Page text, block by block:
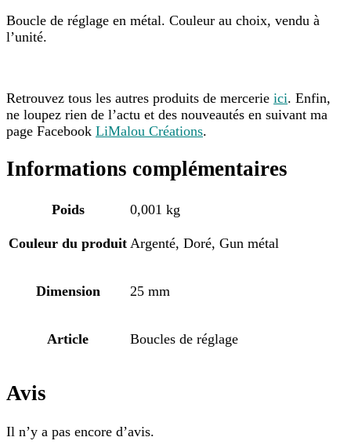
Boucle de réglage en métal. Couleur au choix, vendu à
l’unité.
Retrouvez tous les autres produits de mercerie ici. Enfin,
ne loupez rien de l’actu et des nouveautés en suivant ma
page Facebook LiMalou Créations.
Informations complémentaires
Poids 0,001 kg
Couleur du produit Argenté, Doré, Gun métal
Dimension 25 mm
Article Boucles de réglage
Avis
Il n’y a pas encore d’avis.